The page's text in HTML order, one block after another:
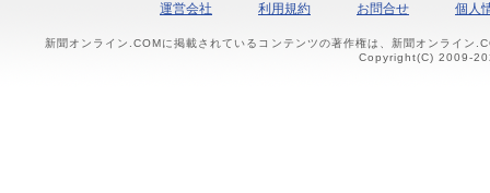
運営会社 利用規約 お問合せ 個人
新聞オンライン.COMに掲載されているコンテンツの著作権は、新聞オンライン
Copyright(C) 2009-